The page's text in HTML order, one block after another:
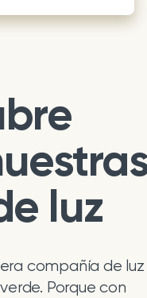
luz
compañía de luz
Porque con